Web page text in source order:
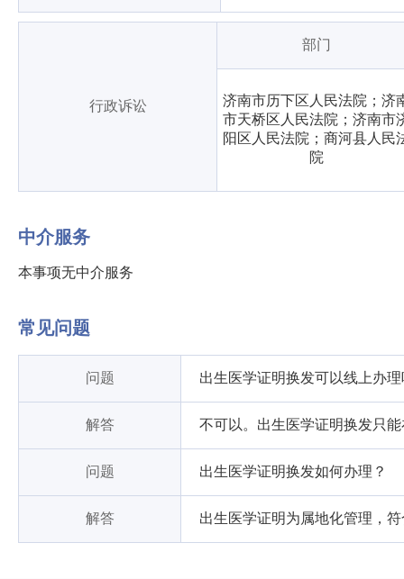
行政诉讼
部门
济南市历下区人民法院；济
市天桥区人民法院；济南市
阳区人民法院；商河县人民
院
中介服务
本事项无中介服务
常见问题
问题 出生医学证明换发可以线上办
解答 不可以。出生医学证明换发只
问题 出生医学证明换发如何办理？
解答 出生医学证明为属地化管理，